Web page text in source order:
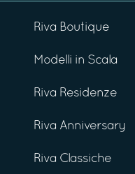
Riva Boutique
Modelli in Scala
Riva Residenze
Riva Anniversary
Riva Classiche